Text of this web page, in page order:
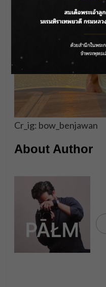
Cr_ig: bow_benjawan
About Author